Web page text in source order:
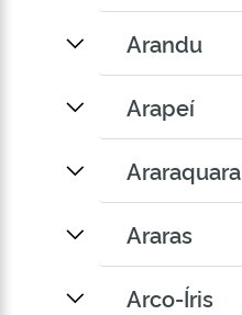
Arandu
Arapeí
Araraquara
Araras
Arco-Íris